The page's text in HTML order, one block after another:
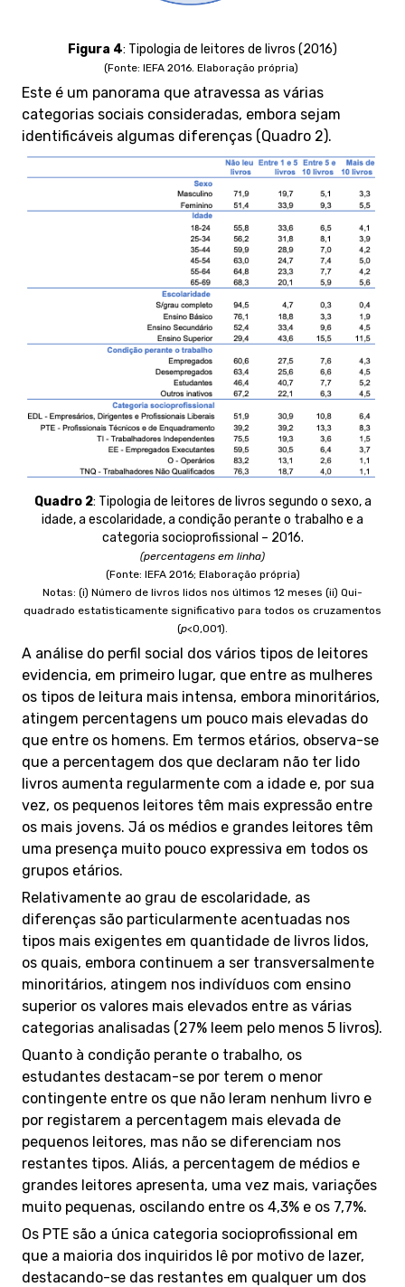
Figura 4: Tipologia de leitores de livros (2016)
(Fonte: IEFA 2016. Elaboração própria)
Este é um panorama que atravessa as várias
categorias sociais consideradas, embora sejam
identificáveis algumas diferenças (Quadro 2).
Quadro 2: Tipologia de leitores de livros segundo o sexo, a
idade, a escolaridade, a condição perante o trabalho e a
categoria socioprofissional – 2016.
(percentagens em linha)
(Fonte: IEFA 2016; Elaboração própria)
Notas: (i) Número de livros lidos nos últimos 12 meses (ii) Qui-
quadrado estatisticamente significativo para todos os cruzamentos
(p<0,001).
A análise do perfil social dos vários tipos de leitores
evidencia, em primeiro lugar, que entre as mulheres
os tipos de leitura mais intensa, embora minoritários,
atingem percentagens um pouco mais elevadas do
que entre os homens. Em termos etários, observa-se
que a percentagem dos que declaram não ter lido
livros aumenta regularmente com a idade e, por sua
vez, os pequenos leitores têm mais expressão entre
os mais jovens. Já os médios e grandes leitores têm
uma presença muito pouco expressiva em todos os
grupos etários.
Relativamente ao grau de escolaridade, as
diferenças são particularmente acentuadas nos
tipos mais exigentes em quantidade de livros lidos,
os quais, embora continuem a ser transversalmente
minoritários, atingem nos indivíduos com ensino
superior os valores mais elevados entre as várias
categorias analisadas (27% leem pelo menos 5 livros).
Quanto à condição perante o trabalho, os
estudantes destacam-se por terem o menor
contingente entre os que não leram nenhum livro e
por registarem a percentagem mais elevada de
pequenos leitores, mas não se diferenciam nos
restantes tipos. Aliás, a percentagem de médios e
grandes leitores apresenta, uma vez mais, variações
muito pequenas, oscilando entre os 4,3% e os 7,7%.
Os PTE são a única categoria socioprofissional em
que a maioria dos inquiridos lê por motivo de lazer,
destacando-se das restantes em qualquer um dos